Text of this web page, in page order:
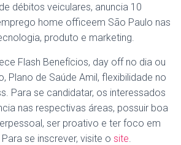
débitos veiculares, anuncia 10
home officeem São Paulo nas
produto e marketing.
Flash Benefícios, day off no dia ou
Plano de Saúde Amil, flexibilidade no
Para se candidatar, os interessados
nas respectivas áreas, possuir boa
ser proativo e ter foco em
se inscrever, visite o site